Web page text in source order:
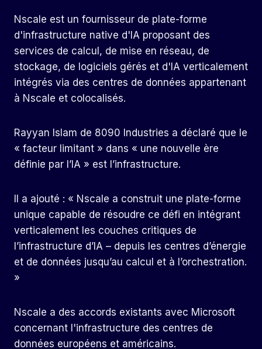
Nscale est un fournisseur de plate-forme
d'infrastructure native d'IA proposant des
services de calcul, de mise en réseau, de
stockage, de logiciels gérés et d'IA verticalement
intégrés via des centres de données appartenant
à Nscale et colocalisés.
Rayyan Islam de 8090 Industries a déclaré que le
« facteur limitant » dans « une nouvelle ère
définie par l’IA » est l’infrastructure.
Il a ajouté : « Nscale a construit une plate-forme
unique capable de résoudre ce défi en intégrant
verticalement les couches critiques de
l’infrastructure d’IA – depuis les centres d’énergie
et de données jusqu’au calcul et à l’orchestration.
»
Nscale a des accords existants avec Microsoft
concernant l'infrastructure des centres de
données européens et américains.